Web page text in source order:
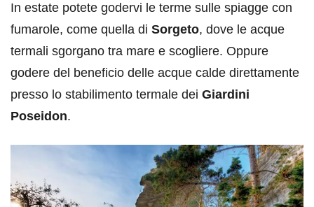
In estate potete godervi le terme sulle spiagge con
fumarole, come quella di Sorgeto, dove le acque
termali sgorgano tra mare e scogliere. Oppure
godere del beneficio delle acque calde direttamente
presso lo stabilimento termale dei Giardini
Poseidon.